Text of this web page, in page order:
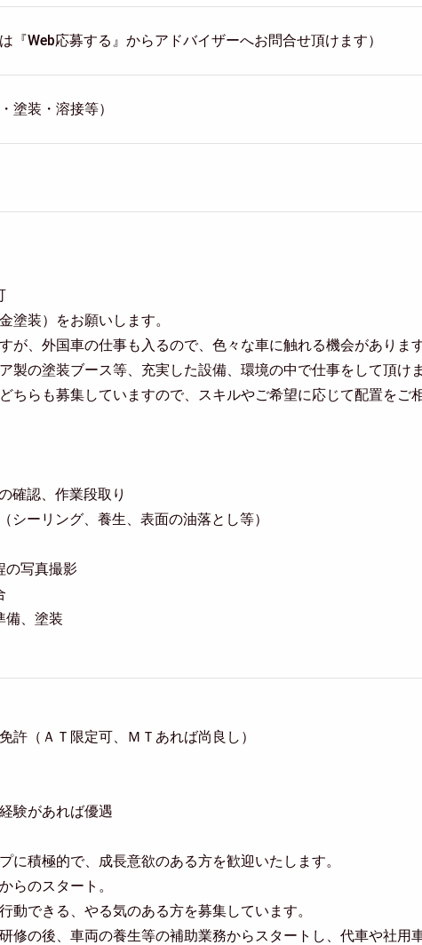
『Web応募する』からアドバイザーへお問合せ頂けます）
塗装・溶接等）
塗装）をお願いします。
が、外国車の仕事も入るので、色々な車に触れる機会があります
製の塗装ブース等、充実した設備、環境の中で仕事をして頂け
ちらも募集していますので、スキルやご希望に応じて配置をご
確認、作業段取り
ーリング、養生、表面の油落とし等）
写真撮影
、塗装
許（ＡＴ限定可、ＭＴあれば尚良し）
験があれば優遇
に積極的で、成長意欲のある方を歓迎いたします。
らのスタート。
動できる、やる気のある方を募集しています。
修の後、車両の養生等の補助業務からスタートし、代車や社用